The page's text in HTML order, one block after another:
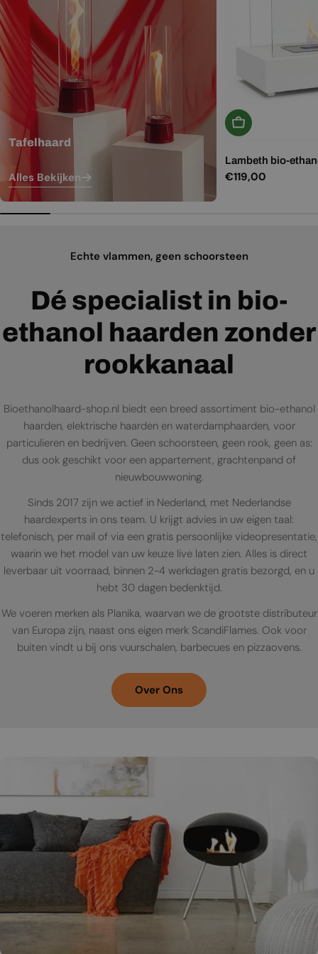
Tafelhaard
Alles Bekijken
In Winkelwagen
Lambeth bio-
Normale
€119,00
Echte vlammen, geen schoorsteen
Dé specialist in bio-
ethanol haarden zonder
rookkanaal
Bioethanolhaard-shop.nl biedt een breed assortiment bio-ethanol
haarden, elektrische haarden en waterdamphaarden, voor
particulieren en bedrijven. Geen schoorsteen, geen rook, geen as:
dus ook geschikt voor een appartement, grachtenpand of
nieuwbouwwoning.
Sinds 2017 zijn we actief in Nederland, met Nederlandse
haardexperts in ons team. U krijgt advies in uw eigen taal:
telefonisch, per mail of via een gratis persoonlijke videopresentatie,
waarin we het model van uw keuze live laten zien. Alles is direct
leverbaar uit voorraad, binnen 2-4 werkdagen gratis bezorgd, en u
hebt 30 dagen bedenktijd.
We voeren merken als Planika, waarvan we de grootste distributeur
van Europa zijn, naast ons eigen merk ScandiFlames. Ook voor
buiten vindt u bij ons vuurschalen, barbecues en pizzaovens.
Over Ons